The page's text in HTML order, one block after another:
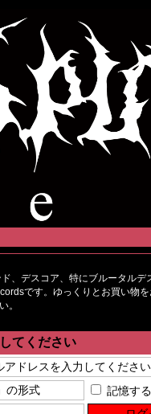
、デスコア、特にブルータルデ
です。ゆっくりとお買い物
。
てください
記憶する